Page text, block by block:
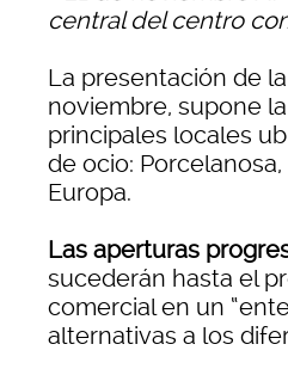
central del centro
La presentación de la
noviembre, supone
principales locales
de ocio:
Europa.
Las aperturas
sucederán hasta el
comercial en un
alternativas a los